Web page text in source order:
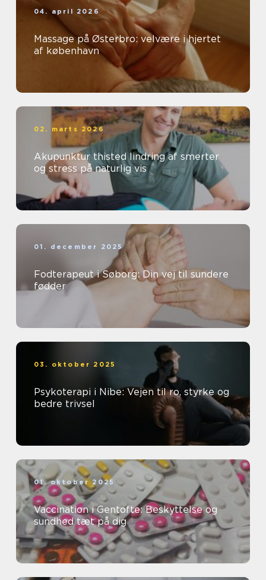
04. april 2026
Massage på Østerbro: velvære i hjertet
af københavn
02. marts 2026
Akupunktur thisted lindring af smerter
og stress på naturlig vis
01. december 2025
Fodterapeut i Søborg: Din vej til sundere
fødder
03. oktober 2025
Psykoterapi i Nibe: Vejen til ro, styrke og
bedre trivsel
01. oktober 2025
Vaccination i Gentofte: Beskyttelse og
sundhed tæt på dig